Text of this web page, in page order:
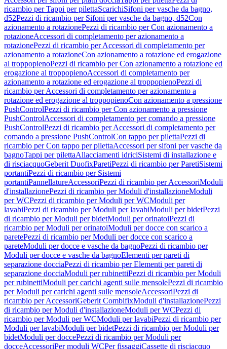
ricambio per Tappi per pilettaScarichiSifoni per vasche da bagno,
d52Pezzi di ricambio per Sifoni per vasche da bagno, d52Con
azionamento a rotazionePezzi di ricambio per Con azionamento a
rotazioneAccessori di completamento per azionamento a
rotazionePezzi di ricambio per Accessori di completamento per
azionamento a rotazioneCon azionamento a rotazione ed erogazione
al troppopienoPezzi di ricambio per Con azionamento a rotazione ed
erogazione al troppopienoAccessori di completamento per
azionamento a rotazione ed erogazione al troppopienoPezzi di
ricambio per Accessori di completamento per azionamento a
rotazione ed erogazione al troppopienoCon azionamento a pressione
PushControlPezzi di ricambio per Con azionamento a pressione
PushControlAccessori di completamento per comando a pressione
PushControlPezzi di ricambio per Accessori di completamento per
comando a pressione PushControlCon tappo per pilettaPezzi di
ricambio per Con tappo per pilettaAccessori per sifoni per vasche da
bagnoTappi per pilettaAllacciamenti idriciSistemi di installazione e
di risciacquoGeberit DuofixParetiPezzi di ricambio per ParetiSistemi
portantiPezzi di ricambio per Sistemi
portantiPannellatureAccessoriPezzi di ricambio per AccessoriModuli
d'installazionePezzi di ricambio per Moduli d'installazioneModuli
per WCPezzi di ricambio per Moduli per WCModuli per
lavabiPezzi di ricambio per Moduli per lavabiModuli per bidetPezzi
di ricambio per Moduli per bidetModuli per orinatoiPezzi di
ricambio per Moduli per orinatoiModuli per docce con scarico a
paretePezzi di ricambio per Moduli per docce con scarico a
pareteModuli per docce e vasche da bagnoPezzi di ricambio per
Moduli per docce e vasche da bagnoElementi per pareti di
separazione docciaPezzi di ricambio per Elementi per pareti di
separazione docciaModuli per rubinettiPezzi di ricambio per Moduli
per rubinettiModuli per carichi agenti sulle mensolePezzi di ricambio
per Moduli per carichi agenti sulle mensoleAccessoriPezzi di
ricambio per AccessoriGeberit CombifixModuli d'installazionePezzi
di ricambio per Moduli d'installazioneModuli per WCPezzi di
ricambio per Moduli per WCModuli per lavabiPezzi di ricambio per
Moduli per lavabiModuli per bidetPezzi di ricambio per Moduli per
bidetModuli per doccePezzi di ricambio per Moduli per
docceAccessoriPer moduli WCPer fissaggiCassette di risciacquo